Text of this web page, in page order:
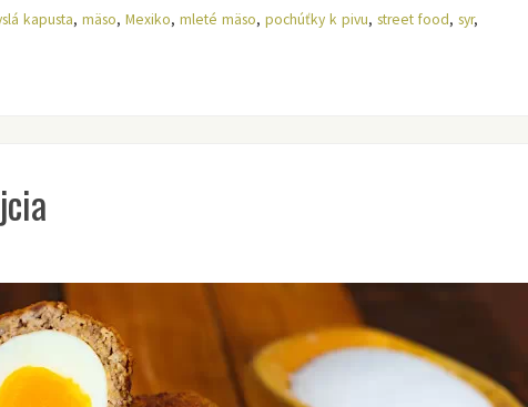
kapusta, mäso, Mexiko, mleté mäso, pochúťky k pivu, street food, syr,